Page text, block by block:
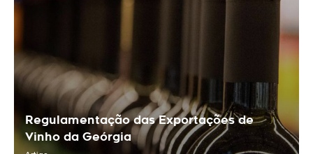
Regulamentação das Exportações de
Vinho da Geórgia